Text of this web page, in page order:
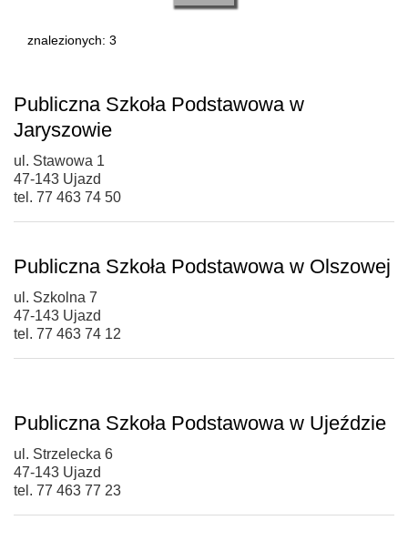
znalezionych: 3
Publiczna Szkoła Podstawowa w
Jaryszowie
ul. Stawowa 1
47-143 Ujazd
tel. 77 463 74 50
Publiczna Szkoła Podstawowa w Olszowej
ul. Szkolna 7
47-143 Ujazd
tel. 77 463 74 12
Publiczna Szkoła Podstawowa w Ujeździe
ul. Strzelecka 6
47-143 Ujazd
tel. 77 463 77 23